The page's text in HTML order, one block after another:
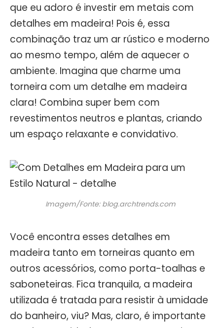
que eu adoro é investir em metais com
detalhes em madeira! Pois é, essa
combinação traz um ar rústico e moderno
ao mesmo tempo, além de aquecer o
ambiente. Imagina que charme uma
torneira com um detalhe em madeira
clara! Combina super bem com
revestimentos neutros e plantas, criando
um espaço relaxante e convidativo.
Imagem/Fonte: blog.archtrends.com
Você encontra esses detalhes em
madeira tanto em torneiras quanto em
outros acessórios, como porta-toalhas e
saboneteiras. Fica tranquila, a madeira
utilizada é tratada para resistir à umidade
do banheiro, viu? Mas, claro, é importante